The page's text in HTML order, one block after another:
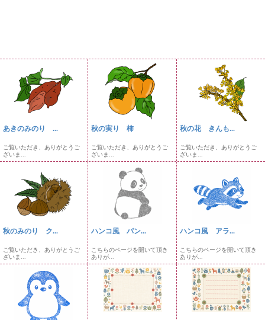
あきのみのり ...
ご覧いただき、ありがとうご
ざいま...
秋の実り 柿
ご覧いただき、ありがとうご
ざいま...
秋の花 きんも...
ご覧いただき、ありがとうご
ざいま...
秋のみのり ク...
ご覧いただき、ありがとうご
ざいま...
ハンコ風 パン...
こちらのページを開いて頂き
ありが...
ハンコ風 アラ...
こちらのページを開いて頂き
ありが...